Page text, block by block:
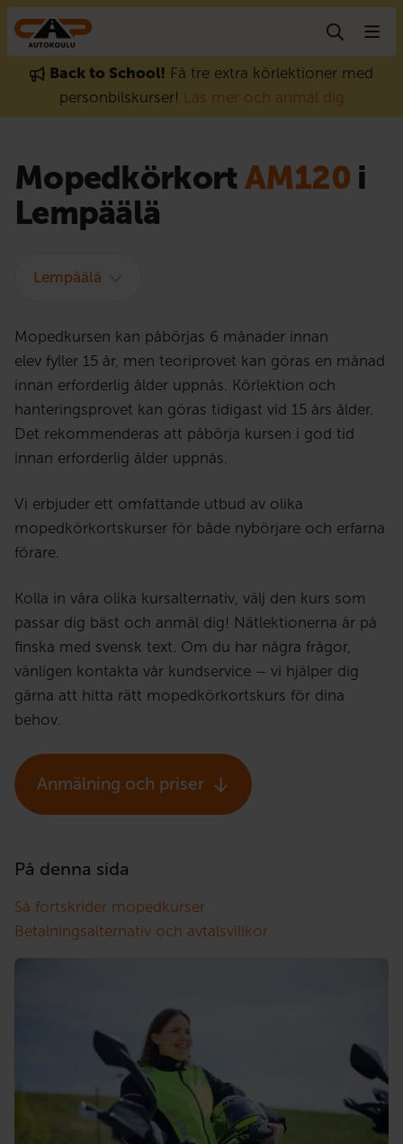
Gå till innehåll
Back to School! Få tre extra körlektioner med
personbilskurser! Läs mer och anmäl dig
MopedkörkortAM120 i
Lempäälä
Lempäälä
Mopedkursen kan påbörjas 6 månader innan
elev fyller 15 år, men teoriprovet kan göras en månad
innan erforderlig ålder uppnås. Körlektion och
hanteringsprovet kan göras tidigast vid 15 års ålder.
Det rekommenderas att påbörja kursen i god tid
innan erforderlig ålder uppnås.
Vi erbjuder ett omfattande utbud av olika
mopedkörkortskurser för både nybörjare och erfarna
förare.
Kolla in våra olika kursalternativ, välj den kurs som
passar dig bäst och anmäl dig! Nätlektionerna är på
finska med svensk text. Om du har några frågor,
vänligen kontakta vår kundservice – vi hjälper dig
gärna att hitta rätt mopedkörkortskurs för dina
behov.
Anmälning och priser
På denna sida
Så fortskrider mopedkurser
Betalningsalternativ och avtalsvillkor